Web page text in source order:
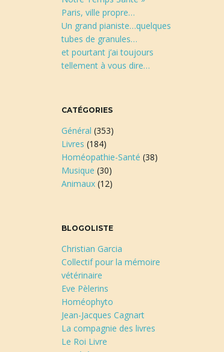
Paris, ville propre…
Un grand pianiste…quelques
tubes de granules…
et pourtant j’ai toujours
tellement à vous dire…
CATÉGORIES
Général (353)
Livres (184)
Homéopathie-Santé (38)
Musique (30)
Animaux (12)
BLOGOLISTE
Christian Garcia
Collectif pour la mémoire
vétérinaire
Eve Pèlerins
Homéophyto
Jean-Jacques Cagnart
La compagnie des livres
Le Roi Livre